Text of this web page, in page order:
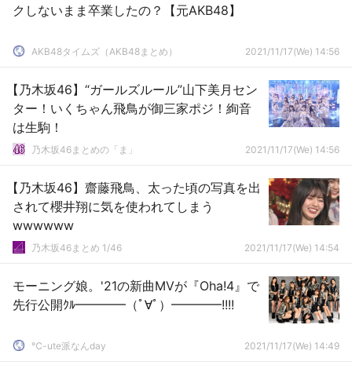
クしないまま卒業したの？【元AKB48】
AKB48タイムズ（AKB48まとめ） 2021/11/17(We) 14:56
【乃木坂46】“ガールズルール”山下美月セン
ター！いくちゃん飛鳥が御三家ポジ！絢音
は生駒！
乃木坂46まとめの「ま」 2021/11/17(We) 14:56
【乃木坂46】齋藤飛鳥、太った頃の写真を出
されて櫻井翔に気を使われてしまう
wwwwww
乃木坂46まとめ 1/46 2021/11/17(We) 14:54
モーニング娘。'21の新曲MVが『Oha!4』で
先行公開ｸﾙ━━━━（ﾟ∀ﾟ）━━━━!!!!
℃-ute派なんday 2021/11/17(We) 14:49